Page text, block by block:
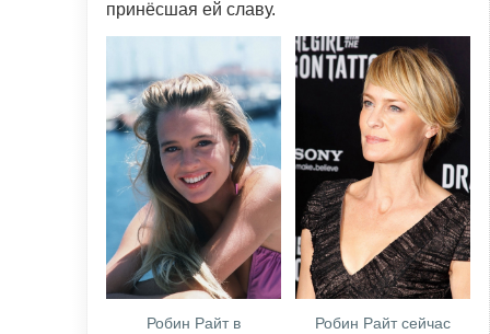
принёсшая ей славу.
Робин Райт в
Робин Райт сейчас